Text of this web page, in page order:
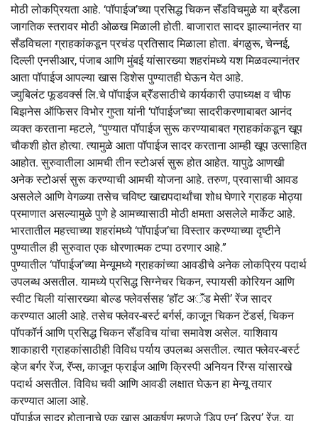
मोठी लोकप्रियता आहे. ‘पॉपाईज’च्या प्रसिद्ध चिकन सॅंडविचमुळे या ब्रँडला
जागतिक स्तरावर मोठी ओळख मिळाली होती. बाजारात सादर झाल्यानंतर या
सँडविचला ग्राहकांकडून प्रचंड प्रतिसाद मिळाला होता. बंगळुरू, चेन्नई,
दिल्ली एनसीआर, पंजाब आणि मुंबई यांसारख्या शहरांमध्ये यश मिळवल्यानंतर
आता पॉपाईज आपल्या खास डिशेस पुण्यातही घेऊन येत आहे.
ज्युबिलंट फूडवर्क्स लि.चे पॉपाईज ब्रॅंडसाठीचे कार्यकारी उपाध्यक्ष व चीफ
बिझनेस ऑफिसर विभोर गुप्ता यांनी ‘पॉपाईज’च्या सादरीकरणाबाबत आनंद
व्यक्त करताना म्हटले, “पुण्यात पॉपाईज सुरू करण्याबाबत ग्राहकांकडून खूप
चौकशी होत होत्या. त्यामुळे आता पॉपाईज सादर करताना आम्ही खूप उत्साहित
आहोत. सुरुवातीला आमची तीन स्टोअर्स सुरू होत आहेत. यापुढे आणखी
अनेक स्टोअर्स सुरू करण्याची आमची योजना आहे. तरुण, प्रवासाची आवड
असलेले आणि वेगळ्या तसेच चविष्ट खाद्यपदार्थांचा शोध घेणारे ग्राहक मोठ्या
प्रमाणात असल्यामुळे पुणे हे आमच्यासाठी मोठी क्षमता असलेले मार्केट आहे.
भारतातील महत्त्वाच्या शहरांमध्ये ‘पॉपाईज’चा विस्तार करण्याच्या दृष्टीने
पुण्यातील ही सुरुवात एक धोरणात्मक टप्पा ठरणार आहे.”
पुण्यातील ‘पॉपाईज’च्या मेन्यूमध्ये ग्राहकांच्या आवडीचे अनेक लोकप्रिय पदार्थ
उपलब्ध असतील. यामध्ये प्रसिद्ध सिग्नेचर चिकन, स्पायसी कोरियन आणि
स्वीट चिली यांसारख्या बोल्ड फ्लेवर्ससह ‘हॉट अॅंड मेसी’ रेंज सादर
करण्यात आली आहे. तसेच फ्लेवर-बर्स्ट बर्गर्स, काजून चिकन टेंडर्स, चिकन
पॉपकॉर्न आणि प्रसिद्ध चिकन सँडविच यांचा समावेश असेल. याशिवाय
शाकाहारी ग्राहकांसाठीही विविध पर्याय उपलब्ध असतील. त्यात फ्लेवर-बर्स्ट
व्हेज बर्गर रेंज, रॅप्स, काजून फ्राईज आणि क्रिस्पी अनियन रिंग्स यांसारखे
पदार्थ असतील. विविध चवी आणि आवडी लक्षात घेऊन हा मेन्यू तयार
करण्यात आला आहे.
पॉपाईज सादर होतानाचे एक खास आकर्षण म्हणजे ‘डिप एन’ ड्रिप’ रेंज. या